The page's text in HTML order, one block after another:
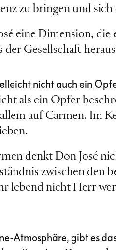
zu bringen und
eine Dimension,
Gesellschaft
nicht auch ein
als ein Opfer
auf Carmen. Im
denkt Don José
zwischen den
lebend nicht Herr
Atmosphäre, gibt es